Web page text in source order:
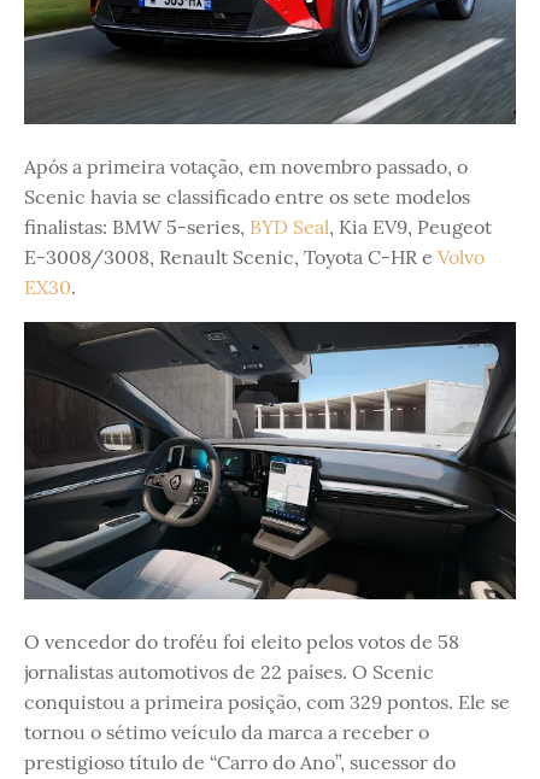
Após a primeira votação, em novembro passado, o
Scenic havia se classificado entre os sete modelos
finalistas: BMW 5-series, BYD Seal, Kia EV9, Peugeot
E-3008/3008, Renault Scenic, Toyota C-HR e Volvo
EX30.
O vencedor do troféu foi eleito pelos votos de 58
jornalistas automotivos de 22 países. O Scenic
conquistou a primeira posição, com 329 pontos. Ele se
tornou o sétimo veículo da marca a receber o
prestigioso título de “Carro do Ano”, sucessor do